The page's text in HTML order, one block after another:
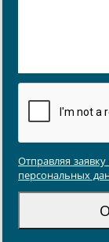
Отправляя
персональных